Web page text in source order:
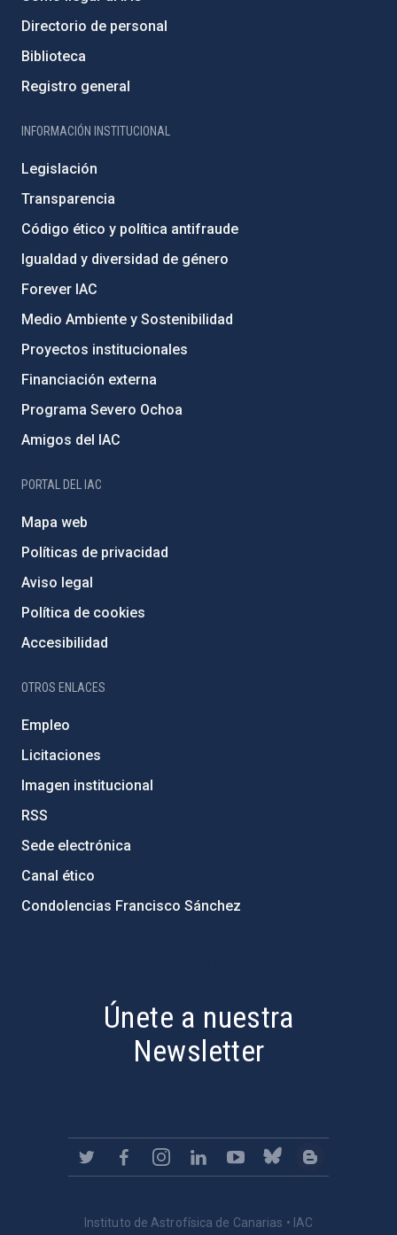
Directorio de personal
Biblioteca
Registro general
INFORMACIÓN INSTITUCIONAL
Legislación
Transparencia
Código ético y política antifraude
Igualdad y diversidad de género
Forever IAC
Medio Ambiente y Sostenibilidad
Proyectos institucionales
Financiación externa
Programa Severo Ochoa
Amigos del IAC
PORTAL DEL IAC
Mapa web
Políticas de privacidad
Aviso legal
Política de cookies
Accesibilidad
OTROS ENLACES
Empleo
Licitaciones
Imagen institucional
RSS
Sede electrónica
Canal ético
Condolencias Francisco Sánchez
Únete a nuestra
Newsletter
Instituto de Astrofísica de Canarias • IAC